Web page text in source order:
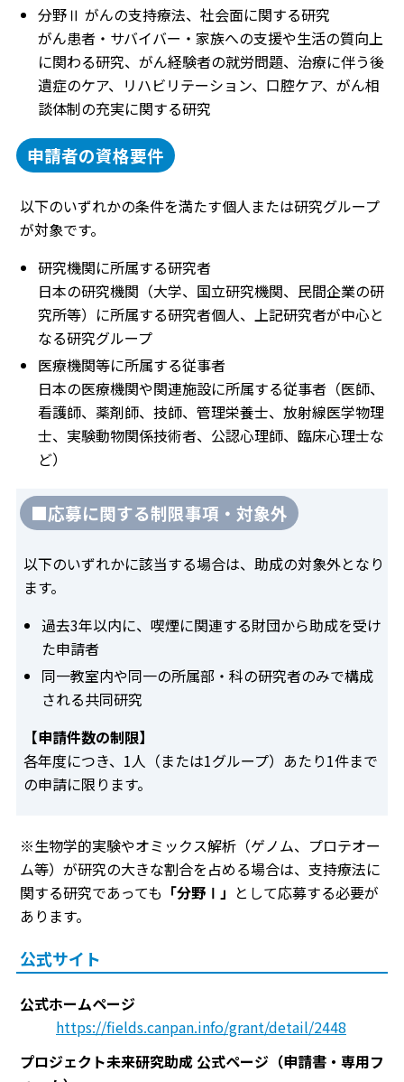
分野Ⅱ がんの支持療法、社会面に関する研究
がん患者・サバイバー・家族への支援や生活の質向上
に関わる研究、がん経験者の就労問題、治療に伴う後
遺症のケア、リハビリテーション、口腔ケア、がん相
談体制の充実に関する研究
申請者の資格要件
以下のいずれかの条件を満たす個人または研究グループ
が対象です。
研究機関に所属する研究者
日本の研究機関（大学、国立研究機関、民間企業の研
究所等）に所属する研究者個人、上記研究者が中心と
なる研究グループ
医療機関等に所属する従事者
日本の医療機関や関連施設に所属する従事者（医師、
看護師、薬剤師、技師、管理栄養士、放射線医学物理
士、実験動物関係技術者、公認心理師、臨床心理士な
ど）
■応募に関する制限事項・対象外
以下のいずれかに該当する場合は、助成の対象外となり
ます。
過去3年以内に、喫煙に関連する財団から助成を受け
た申請者
同一教室内や同一の所属部・科の研究者のみで構成
される共同研究
【申請件数の制限】
各年度につき、1人（または1グループ）あたり1件まで
の申請に限ります。
※生物学的実験やオミックス解析（ゲノム、プロテオー
ム等）が研究の大きな割合を占める場合は、支持療法に
関する研究であっても 「分野Ⅰ」 として応募する必要が
あります。
公式サイト
公式ホームページ
https://fields.canpan.info/grant/detail/2448
プロジェクト未来研究助成 公式ページ（申請書・専用フ